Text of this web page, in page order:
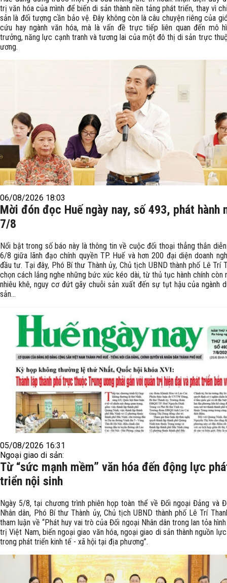
trị văn hóa của mình để biến di sản thành nền tảng phát triển, thay vì
sản là đối tượng cần bảo vệ. Đây không còn là câu chuyện riêng của
cứu hay ngành văn hóa, mà là vấn đề trực tiếp liên quan đến mô
trưởng, năng lực cạnh tranh và tương lai của một đô thị di sản trực
ương.
06/08/2026 18:03
Mời đón đọc Huế ngày nay, số 493, phát hành
7/8
Nổi bật trong số báo này là thông tin về cuộc đối thoại thẳng thắn
6/8 giữa lãnh đạo chính quyền TP. Huế và hơn 200 đại diện doanh
đầu tư. Tại đây, Phó Bí thư Thành ủy, Chủ tịch UBND thành phố Lê Trí
chọn cách lắng nghe những bức xúc kéo dài, từ thủ tục hành chính còn
nhiêu khê, nguy cơ đứt gãy chuỗi sản xuất đến sự tụt hậu của ngành
sản...
05/08/2026 16:31
Ngoại giao di sản:
Từ “sức mạnh mềm” văn hóa đến động lực
triển nội sinh
Ngày 5/8, tại chương trình phiên họp toàn thể về Đối ngoại Đảng và
Nhân dân, Phó Bí thư Thành ủy, Chủ tịch UBND thành phố Lê Trí
tham luận về “Phát huy vai trò của Đối ngoại Nhân dân trong lan tỏa
trị Việt Nam, biến ngoại giao văn hóa, ngoại giao di sản thành nguồn
trong phát triển kinh tế - xã hội tại địa phương”.